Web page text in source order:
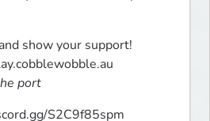
show your support!
port
S2C9f85spm